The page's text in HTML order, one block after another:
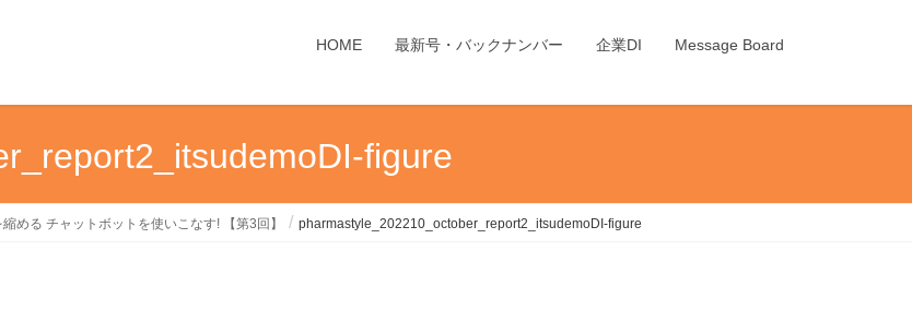
HOME 最新号・バックナンバー 企業DI Message Board
figure
める チャットボットを使いこなす! 【第3回】 pharmastyle_202210_october_report2_itsudemoDI-figure